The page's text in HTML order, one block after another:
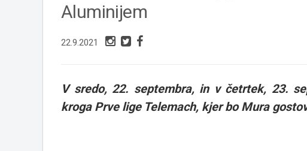
Aluminijem
22.9.2021
V sredo, 22. septembra, in v četrtek, 23.
kroga Prve lige Telemach, kjer bo Mura